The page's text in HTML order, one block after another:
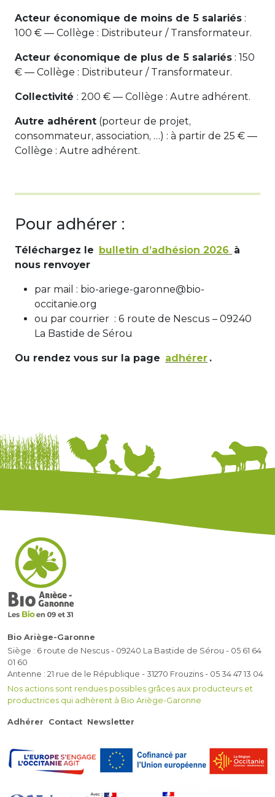
Acteur économique de moins de 5 salariés :
100 € — Collège : Distributeur / Transformateur.
Acteur économique de plus de 5 salariés : 150
€ — Collège : Distributeur / Transformateur.
Collectivité : 200 € — Collège : Autre adhérent.
Autre adhérent (porteur de projet,
consommateur, association, …) : à partir de 25 € —
Collège : Autre adhérent.
Pour adhérer :
Téléchargez le bulletin d’adhésion 2026 à
nous renvoyer
par mail : bio-ariege-garonne@bio-
occitanie.org
ou par courrier : 6 route de Nescus – 09240
La Bastide de Sérou
Ou rendez vous sur la page adhérer .
Bio Ariège-Garonne
Siège : 6 route de Nescus - 09240 La Bastide de Sérou - 05 61 64
01 60
Antenne : 21 rue de le République - 31270 Frouzins - 05 34 47 13 04
Nos actions sont rendues possibles grâces aux producteurs et
productrices qui adhèrent à Bio Ariège-Garonne
Adhérer Contact Newsletter